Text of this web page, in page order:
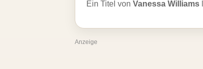
Ein Titel von Vanessa Williams
Anzeige